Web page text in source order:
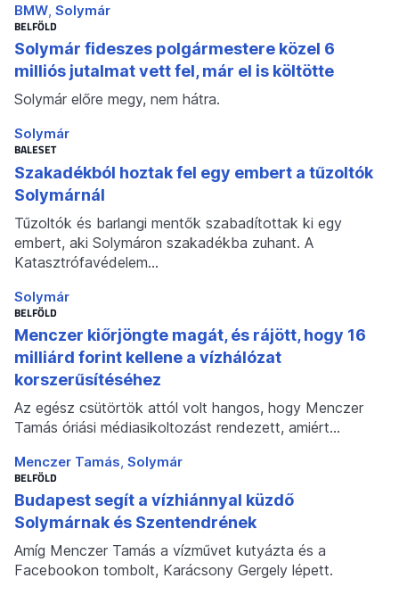
BMW Solymár
BELFÖLD
Solymár fideszes polgármestere közel 6
milliós jutalmat vett fel, már el is költötte
Solymár előre megy, nem hátra.
Solymár
BALESET
Szakadékból hoztak fel egy embert a tűzoltók
Solymárnál
Tűzoltók és barlangi mentők szabadítottak ki egy
embert, aki Solymáron szakadékba zuhant. A
Katasztrófavédelem…
Solymár
BELFÖLD
Menczer kiőrjöngte magát, és rájött, hogy 16
milliárd forint kellene a vízhálózat
korszerűsítéséhez
Az egész csütörtök attól volt hangos, hogy Menczer
Tamás óriási médiasikoltozást rendezett, amiért…
Menczer Tamás Solymár
BELFÖLD
Budapest segít a vízhiánnyal küzdő
Solymárnak és Szentendrének
Amíg Menczer Tamás a vízművet kutyázta és a
Facebookon tombolt, Karácsony Gergely lépett.